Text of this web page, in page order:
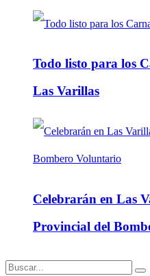
Todo listo para los
Las Varillas
Celebrarán en Las
Provincial del